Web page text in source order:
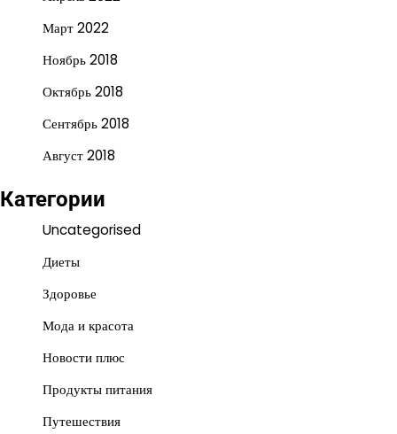
Март 2022
Ноябрь 2018
Октябрь 2018
Сентябрь 2018
Август 2018
Категории
Uncategorised
Диеты
Здоровье
Мода и красота
Новости плюс
Продукты питания
Путешествия